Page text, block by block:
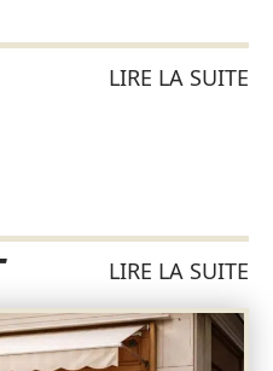
LIRE LA SUITE
LIRE LA SUITE